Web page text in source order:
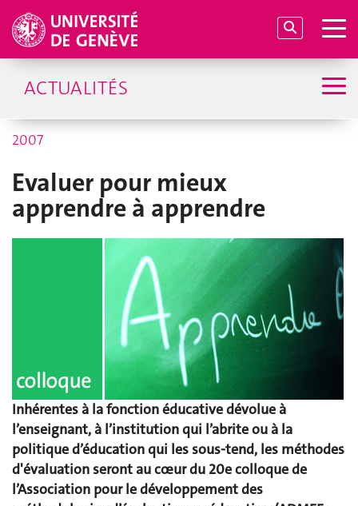
ACTUALITÉS
2007
Evaluer pour mieux
apprendre à apprendre
Inhérentes à la fonction éducative dévolue à
l’enseignant, à l’institution qui l’abrite ou à la
politique d’éducation qui les sous-tend, les méthodes
d'évaluation seront au cœur du 20e colloque de
l’Association pour le développement des